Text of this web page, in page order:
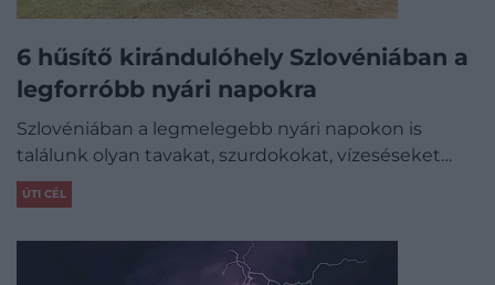
6 hűsítő kirándulóhely Szlovéniában a
legforróbb nyári napokra
Szlovéniában a legmelegebb nyári napokon is
találunk olyan tavakat, szurdokokat, vízeséseket…
ÚTI CÉL